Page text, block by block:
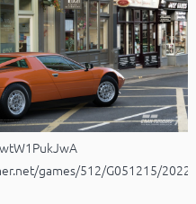
games/512/G051215/